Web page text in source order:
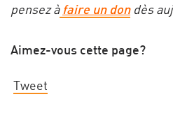
pensez à faire un dondès
Aimez-vous cette page?
Tweet